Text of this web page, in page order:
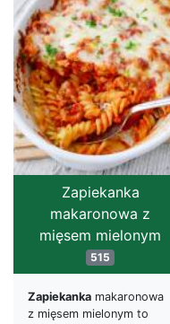
Zapiekanka
makaronowa z
mięsem mielonym
515
Zapiekanka makaronowa
z mięsem mielonym to